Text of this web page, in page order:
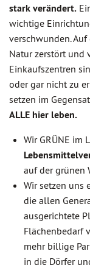
stark verändert.
wichtige
verschwunden.
Natur zerstört und
Einkaufszentren
oder gar nicht zu
setzen im
ALLE hier leben.
Wir GRÜNE im
auf der grünen
Wir setzen uns
die allen
ausgerichtete
Flächenbedarf
mehr billige
in die Dörfer